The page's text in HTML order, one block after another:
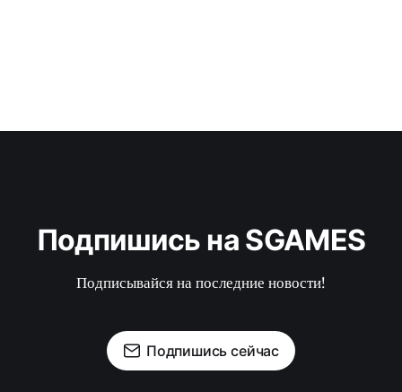
Подпишись на SGAMES
Подписывайся на последние новости!
Подпишись сейчас